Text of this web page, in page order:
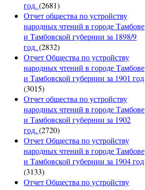
год. (2681)
Отчет общества по устройству
народных чтений в городе Тамбове
и Тамбовской губернии за 1898/9
год. (2832)
Отчет Общества по устройству
народных чтений в городе Тамбове
и Тамбовской губернии за 1901 год
(3015)
Отчет общества по устройству
народных чтений в городе Тамбове
и Тамбовской губернии за 1902
год. (2720)
Отчет Общества по устройству
народных чтений в городе Тамбове
и Тамбовской губернии за 1904 год
(3133)
Отчет Общества по устройству